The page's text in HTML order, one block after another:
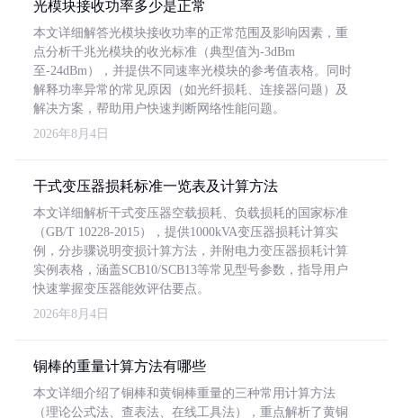
光模块接收功率多少是正常
本文详细解答光模块接收功率的正常范围及影响因素，重
点分析千兆光模块的收光标准（典型值为-3dBm
至-24dBm），并提供不同速率光模块的参考值表格。同时
解释功率异常的常见原因（如光纤损耗、连接器问题）及
解决方案，帮助用户快速判断网络性能问题。
2026年8月4日
干式变压器损耗标准一览表及计算方法
本文详细解析干式变压器空载损耗、负载损耗的国家标准
（GB/T 10228-2015），提供1000kVA变压器损耗计算实
例，分步骤说明变损计算方法，并附电力变压器损耗计算
实例表格，涵盖SCB10/SCB13等常见型号参数，指导用户
快速掌握变压器能效评估要点。
2026年8月4日
铜棒的重量计算方法有哪些
本文详细介绍了铜棒和黄铜棒重量的三种常用计算方法
（理论公式法、查表法、在线工具法），重点解析了黄铜